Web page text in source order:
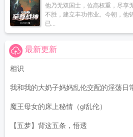
他乃无双国士，位高权重，尽享
不胜，建立丰功伟业。今朝，他
已...
最新更新
相识
我和我的大奶子妈妈乱伦交配的淫荡日
魔王母女的床上秘情（gl乱伦）
【五梦】背这五条，悟透